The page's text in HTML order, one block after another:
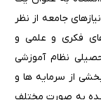
جامعه از نظر
فکری و علمی و
نظام آموزشی
از سرمایه ها و
به صورت مختلف